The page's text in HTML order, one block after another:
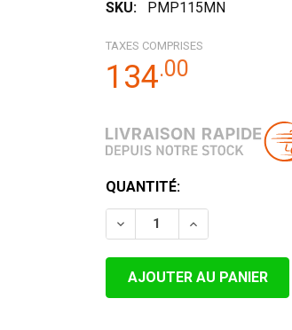
SKU: PMP115MN
TAXES COMPRISES
134.00
STOCK
ACTUEL:
QUANTITÉ:
DIMINUER LA QUANTITÉ
AUGMENTER